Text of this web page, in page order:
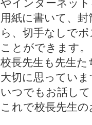
やインターネッ
用紙に書いて、
ら、切手なしで
ことができます。
校長先生も先生
大切に思ってい
いつでもお話し
これで校長先生